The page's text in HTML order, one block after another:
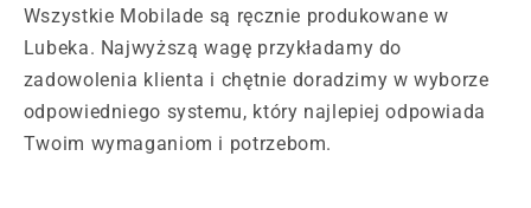
Wszystkie Mobilade są ręcznie produkowane w
Lubeka. Najwyższą wagę przykładamy do
zadowolenia klienta i chętnie doradzimy w wyborze
odpowiedniego systemu, który najlepiej odpowiada
Twoim wymaganiom i potrzebom.